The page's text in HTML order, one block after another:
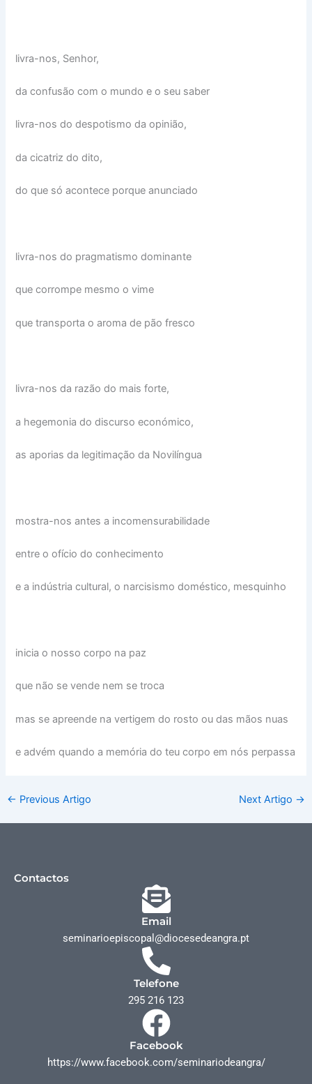
livra-nos, Senhor,
da confusão com o mundo e o seu saber
livra-nos do despotismo da opinião,
da cicatriz do dito,
do que só acontece porque anunciado
livra-nos do pragmatismo dominante
que corrompe mesmo o vime
que transporta o aroma de pão fresco
livra-nos da razão do mais forte,
a hegemonia do discurso económico,
as aporias da legitimação da Novilíngua
mostra-nos antes a incomensurabilidade
entre o ofício do conhecimento
e a indústria cultural, o narcisismo doméstico, mesquinho
inicia o nosso corpo na paz
que não se vende nem se troca
mas se apreende na vertigem do rosto ou das mãos nuas
e advém quando a memória do teu corpo em nós perpassa
← Previous Artigo Next Artigo →
Contactos
Email
seminarioepiscopal@diocesedeangra.pt
Telefone
295 216 123
Facebook
https://www.facebook.com/seminariodeangra/